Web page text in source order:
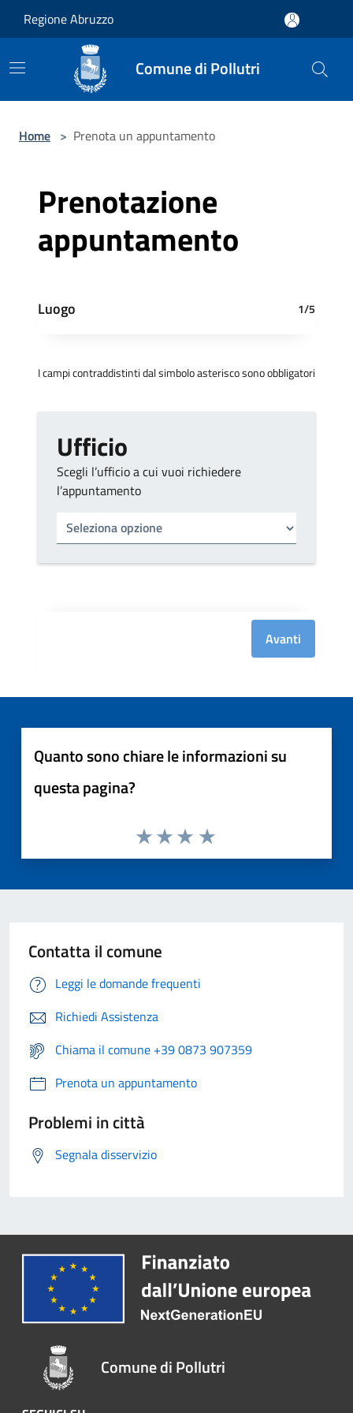
Regione Abruzzo
Comune di Pollutri
Home > Prenota un appuntamento
Prenotazione
appuntamento
Luogo 1/5
I campi contraddistinti dal simbolo asterisco sono obbligatori
Ufficio
Scegli l’ufficio a cui vuoi richiedere
l’appuntamento
Tipo di ufficio
Avanti
Quanto sono chiare le informazioni su
questa pagina?
Contatta il comune
Leggi le domande frequenti
Richiedi Assistenza
Chiama il comune +39 0873 907359
Prenota un appuntamento
Problemi in città
Segnala disservizio
Comune di Pollutri